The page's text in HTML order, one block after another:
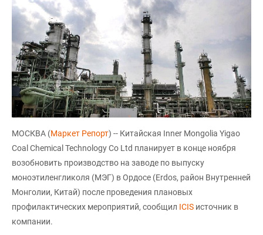
МОСКВА (Маркет Репорт) -- Китайская Inner Mongolia Yigao
Coal Chemical Technology Co Ltd планирует в конце ноября
возобновить производство на заводе по выпуску
моноэтиленгликоля (МЭГ) в Ордосе (Erdos, район Внутренней
Монголии, Китай) после проведения плановых
профилактических мероприятий, сообщил ICIS источник в
компании.